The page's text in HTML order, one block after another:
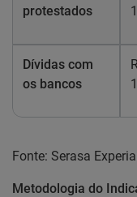
protestados
Dívidas com
os bancos
Fonte: Serasa
Metodologia do